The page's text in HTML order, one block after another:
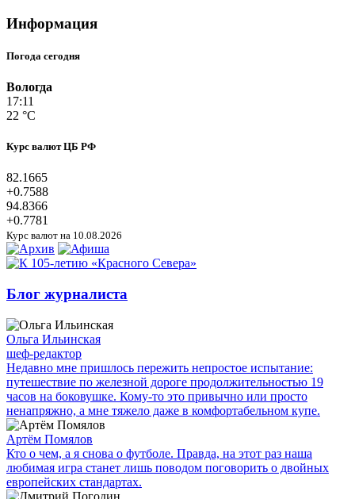
Информация
Погода сегодня
Вологда
17:11
22 °C
Курс валют ЦБ РФ
82.1665
+0.7588
94.8366
+0.7781
Курс валют на 10.08.2026
Блог журналиста
Ольга Ильинская
шеф-редактор
Недавно мне пришлось пережить непростое испытание:
путешествие по железной дороге продолжительностью 19
часов на боковушке. Кому-то это привычно или просто
ненапряжно, а мне тяжело даже в комфортабельном купе.
Артём Помялов
Кто о чем, а я снова о футболе. Правда, на этот раз наша
любимая игра станет лишь поводом поговорить о двойных
европейских стандартах.